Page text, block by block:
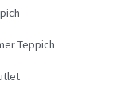
Teppich